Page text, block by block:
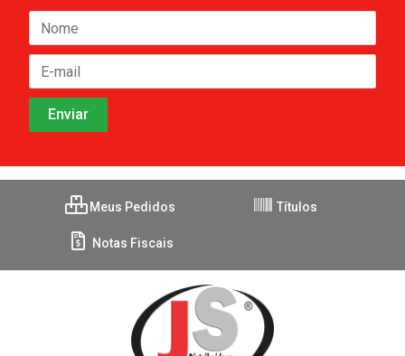
Meus Pedidos Títulos
Notas Fiscais